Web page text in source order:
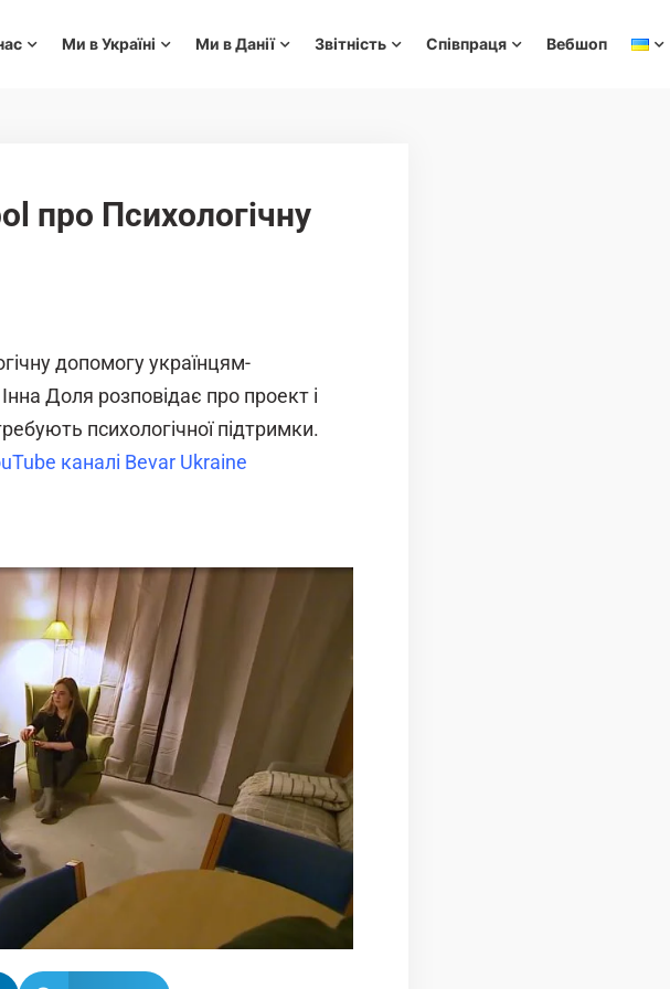
Ми в Україні Ми в Данії Звітність Співпраця Вебшоп
про Психологічну
допомогу українцям-
Доля розповідає про проект і
психологічної підтримки.
каналі Bevar Ukraine